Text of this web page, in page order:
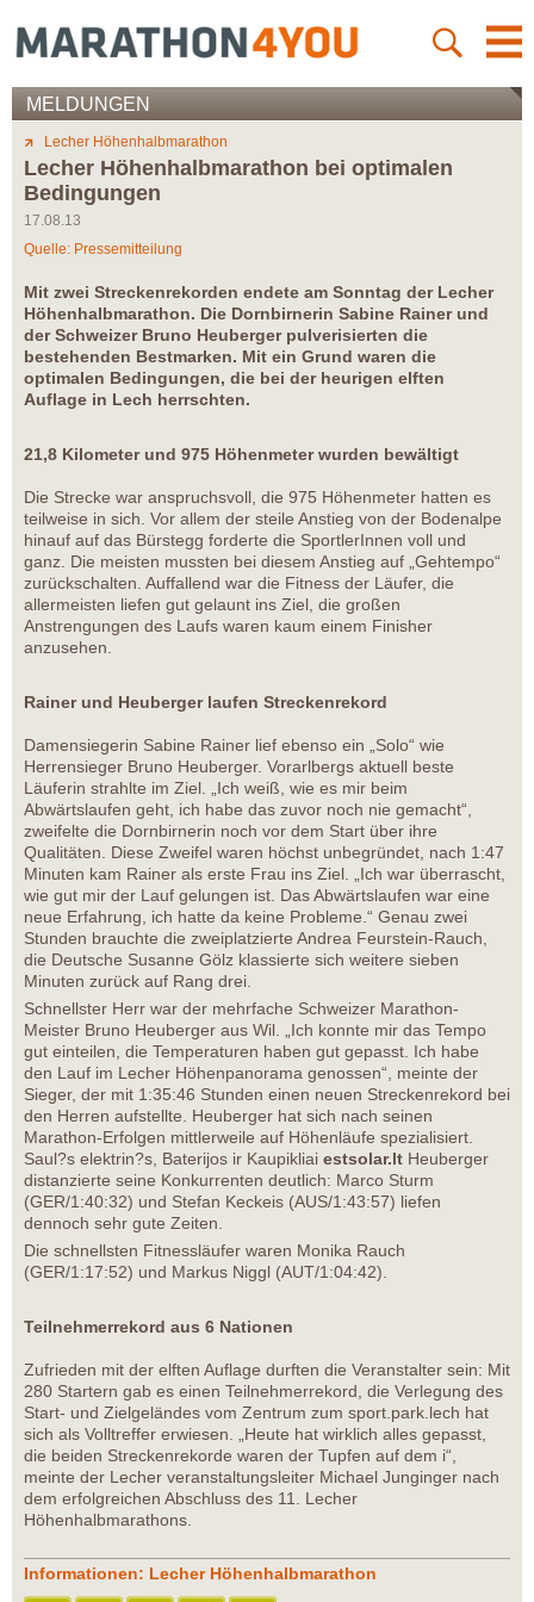
MELDUNGEN
Lecher Höhenhalbmarathon
Lecher Höhenhalbmarathon bei optimalen
Bedingungen
17.08.13
Quelle: Pressemitteilung
Mit zwei Streckenrekorden endete am Sonntag der Lecher
Höhenhalbmarathon. Die Dornbirnerin Sabine Rainer und
der Schweizer Bruno Heuberger pulverisierten die
bestehenden Bestmarken. Mit ein Grund waren die
optimalen Bedingungen, die bei der heurigen elften
Auflage in Lech herrschten.
21,8 Kilometer und 975 Höhenmeter wurden bewältigt
Die Strecke war anspruchsvoll, die 975 Höhenmeter hatten es
teilweise in sich. Vor allem der steile Anstieg von der Bodenalpe
hinauf auf das Bürstegg forderte die SportlerInnen voll und
ganz. Die meisten mussten bei diesem Anstieg auf „Gehtempo“
zurückschalten. Auffallend war die Fitness der Läufer, die
allermeisten liefen gut gelaunt ins Ziel, die großen
Anstrengungen des Laufs waren kaum einem Finisher
anzusehen.
Rainer und Heuberger laufen Streckenrekord
Damensiegerin Sabine Rainer lief ebenso ein „Solo“ wie
Herrensieger Bruno Heuberger. Vorarlbergs aktuell beste
Läuferin strahlte im Ziel. „Ich weiß, wie es mir beim
Abwärtslaufen geht, ich habe das zuvor noch nie gemacht“,
zweifelte die Dornbirnerin noch vor dem Start über ihre
Qualitäten. Diese Zweifel waren höchst unbegründet, nach 1:47
Minuten kam Rainer als erste Frau ins Ziel. „Ich war überrascht,
wie gut mir der Lauf gelungen ist. Das Abwärtslaufen war eine
neue Erfahrung, ich hatte da keine Probleme.“ Genau zwei
Stunden brauchte die zweiplatzierte Andrea Feurstein-Rauch,
die Deutsche Susanne Gölz klassierte sich weitere sieben
Minuten zurück auf Rang drei.
Schnellster Herr war der mehrfache Schweizer Marathon-
Meister Bruno Heuberger aus Wil. „Ich konnte mir das Tempo
gut einteilen, die Temperaturen haben gut gepasst. Ich habe
den Lauf im Lecher Höhenpanorama genossen“, meinte der
Sieger, der mit 1:35:46 Stunden einen neuen Streckenrekord bei
den Herren aufstellte. Heuberger hat sich nach seinen
Marathon-Erfolgen mittlerweile auf Höhenläufe spezialisiert.
Saul?s elektrin?s, Baterijos ir Kaupikliai estsolar.lt Heuberger
distanzierte seine Konkurrenten deutlich: Marco Sturm
(GER/1:40:32) und Stefan Keckeis (AUS/1:43:57) liefen
dennoch sehr gute Zeiten.
Die schnellsten Fitnessläufer waren Monika Rauch
(GER/1:17:52) und Markus Niggl (AUT/1:04:42).
Teilnehmerrekord aus 6 Nationen
Zufrieden mit der elften Auflage durften die Veranstalter sein: Mit
280 Startern gab es einen Teilnehmerrekord, die Verlegung des
Start- und Zielgeländes vom Zentrum zum sport.park.lech hat
sich als Volltreffer erwiesen. „Heute hat wirklich alles gepasst,
die beiden Streckenrekorde waren der Tupfen auf dem i“,
meinte der Lecher veranstaltungsleiter Michael Junginger nach
dem erfolgreichen Abschluss des 11. Lecher
Höhenhalbmarathons.
Informationen: Lecher Höhenhalbmarathon